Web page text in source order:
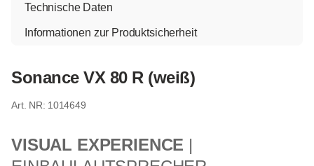
Technische Daten
Informationen zur Produktsicherheit
Sonance VX 80 R (weiß)
1014649
VISUAL EXPERIENCE |